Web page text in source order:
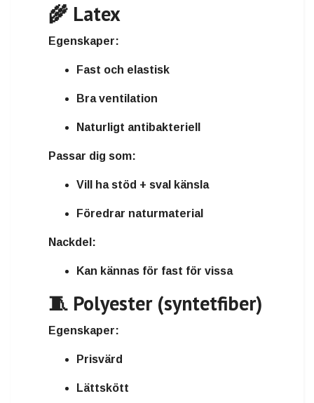
🌾 Latex
Egenskaper:
Fast och elastisk
Bra ventilation
Naturligt antibakteriell
Passar dig som:
Vill ha stöd + sval känsla
Föredrar naturmaterial
Nackdel:
Kan kännas för fast för vissa
🧵 Polyester (syntetfiber)
Egenskaper:
Prisvärd
Lättskött